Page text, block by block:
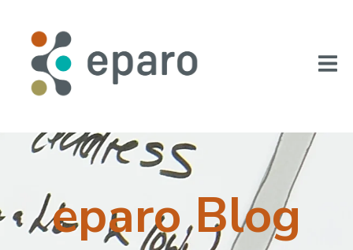
eparo Blog